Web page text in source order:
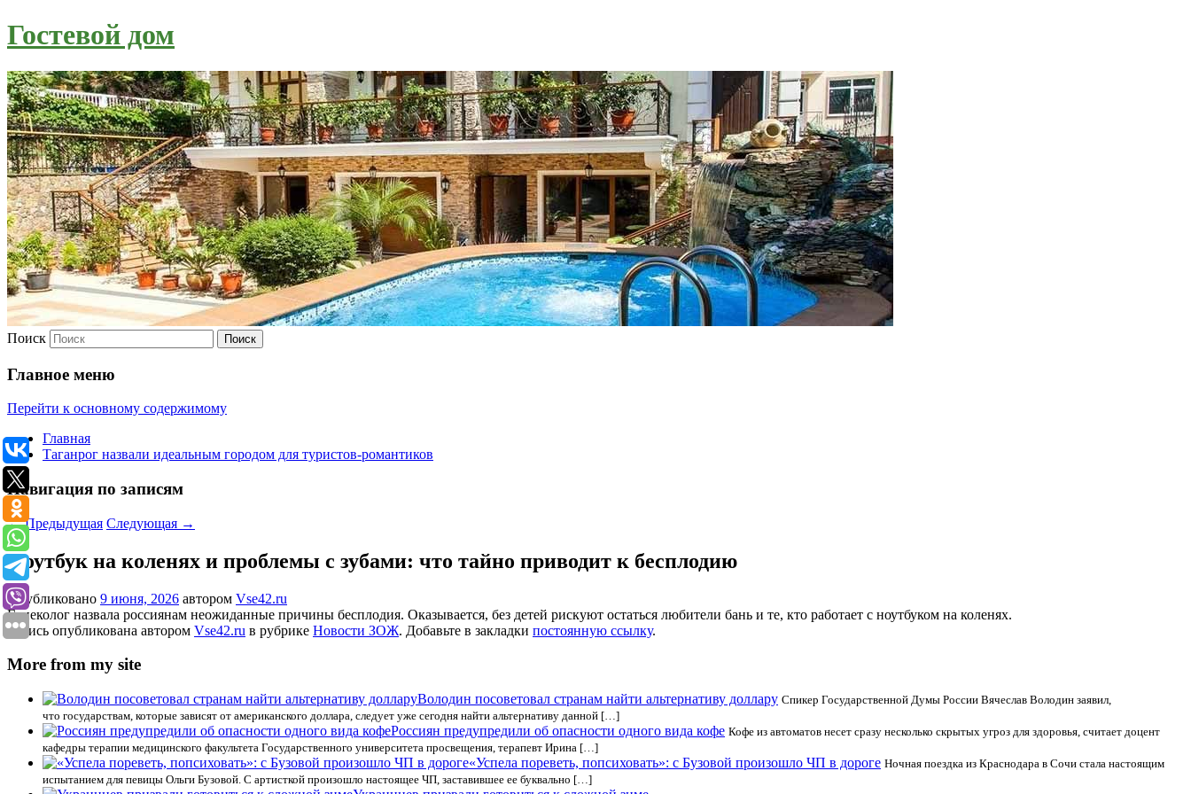
Гостевой дом
Поиск
Главное меню
Перейти к основному содержимому
Главная
Таганрог назвали идеальным городом для туристов-романтиков
Навигация по записям
←Предыдущая Следующая →
Ноутбук на коленях и проблемы с зубами: что тайно приводит к бесплодию
Опубликовано 9 июня, 2026 автором Vse42.ru
Гинеколог назвала россиянам неожиданные причины бесплодия. Оказывается, без детей рискуют остаться любители бань и те, кто работает с ноутбуком на коленях.
Запись опубликована автором Vse42.ru в рубрике Новости ЗОЖ. Добавьте в закладки постоянную ссылку.
More from my site
Володин посоветовал странам найти альтернативу доллару Спикер Государственной Думы России Вячеслав Володин заявил,
что государствам, которые зависят от американского доллара, следует уже сегодня найти альтернативу данной […]
Россиян предупредили об опасности одного вида кофе Кофе из автоматов несет сразу несколько скрытых угроз для здоровья, считает доцент
кафедры терапии медицинского факультета Государственного университета просвещения, терапевт Ирина […]
«Успела пореветь, попсиховать»: с Бузовой произошло ЧП в дороге Ночная поездка из Краснодара в Сочи стала настоящим
испытанием для певицы Ольги Бузовой. С артисткой произошло настоящее ЧП, заставившее ее буквально […]